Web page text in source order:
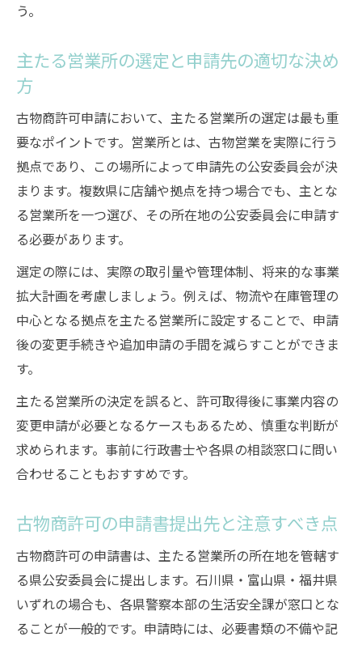
う。
主たる営業所の選定と申請先の適切な決め
方
古物商許可申請において、主たる営業所の選定は最も重
要なポイントです。営業所とは、古物営業を実際に行う
拠点であり、この場所によって申請先の公安委員会が決
まります。複数県に店舗や拠点を持つ場合でも、主とな
る営業所を一つ選び、その所在地の公安委員会に申請す
る必要があります。
選定の際には、実際の取引量や管理体制、将来的な事業
拡大計画を考慮しましょう。例えば、物流や在庫管理の
中心となる拠点を主たる営業所に設定することで、申請
後の変更手続きや追加申請の手間を減らすことができま
す。
主たる営業所の決定を誤ると、許可取得後に事業内容の
変更申請が必要となるケースもあるため、慎重な判断が
求められます。事前に行政書士や各県の相談窓口に問い
合わせることもおすすめです。
古物商許可の申請書提出先と注意すべき点
古物商許可の申請書は、主たる営業所の所在地を管轄す
る県公安委員会に提出します。石川県・富山県・福井県
いずれの場合も、各県警察本部の生活安全課が窓口とな
ることが一般的です。申請時には、必要書類の不備や記